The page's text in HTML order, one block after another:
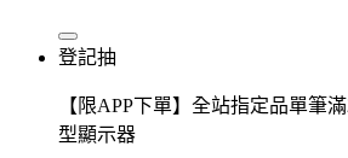
登記抽
【限APP下單】全站指定品單筆
型顯示器